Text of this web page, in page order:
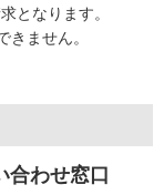
となります。
ません。
合わせ窓口